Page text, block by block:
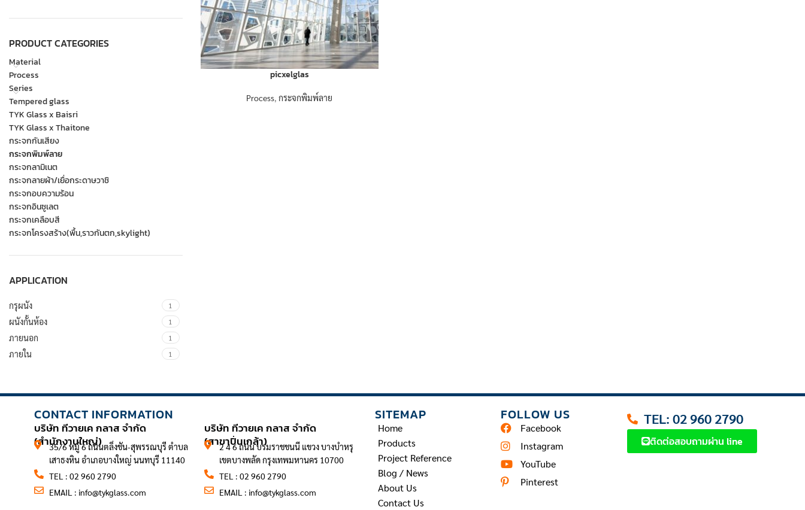
PRODUCT CATEGORIES
Material
Process
Series
Tempered glass
TYK Glass x Baisri
TYK Glass x Thaitone
กระจกกันเสียง
กระจกพิมพ์ลาย
กระจกลามิเนต
กระจกลายผ้า/เยื่อกระดาษวาชิ
กระจกอบความร้อน
กระจกอินซูเลต
กระจกเคลือบสี
กระจกโครงสร้าง(พื้น,ราวกันตก,skylight)
APPLICATION
กรุผนัง 1
ผนังกั้นห้อง 1
ภายนอก 1
ภายใน 1
picxelglas
Process,กระจกพิมพ์ลาย
CONTACT INFORMATION
บริษัท ทีวายเค กลาส จำกัด
(สำนักงานใหญ่)
35/6 หมู่ 6 ถนนตลิ่งชัน-สุพรรณบุรี ตำบล
เสาธงหิน อำเภอบางใหญ่ นนทบุรี 11140
TEL : 02 960 2790
EMAIL : info@tykglass.com
บริษัท ทีวายเค กลาส จำกัด
(สาขาปิ่นเกล้า)
2 4 6 ถนน บรมราชชนนี แขวง บางบำหรุ
เขตบางพลัด กรุงเทพมหานคร 10700
TEL : 02 960 2790
EMAIL : info@tykglass.com
SITEMAP
Home
Products
Project Reference
Blog / News
About Us
Contact Us
FOLLOW US
Facebook
Instagram
YouTube
Pinterest
TEL: 02 960 2790
ติดต่อสอบถามผ่าน line